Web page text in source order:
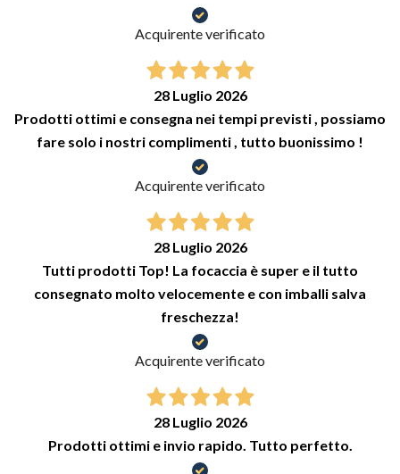
Acquirente verificato
28 Luglio 2026
Prodotti ottimi e consegna nei tempi previsti , possiamo
fare solo i nostri complimenti , tutto buonissimo !
Acquirente verificato
28 Luglio 2026
Tutti prodotti Top! La focaccia è super e il tutto
consegnato molto velocemente e con imballi salva
freschezza!
Acquirente verificato
28 Luglio 2026
Prodotti ottimi e invio rapido. Tutto perfetto.